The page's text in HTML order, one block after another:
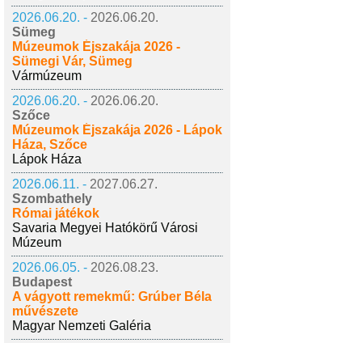
2026.06.20. - 2026.06.20.
Sümeg
Múzeumok Éjszakája 2026 -
Sümegi Vár, Sümeg
Vármúzeum
2026.06.20. - 2026.06.20.
Szőce
Múzeumok Éjszakája 2026 - Lápok
Háza, Szőce
Lápok Háza
2026.06.11. - 2027.06.27.
Szombathely
Római játékok
Savaria Megyei Hatókörű Városi
Múzeum
2026.06.05. - 2026.08.23.
Budapest
A vágyott remekmű: Grúber Béla
művészete
Magyar Nemzeti Galéria